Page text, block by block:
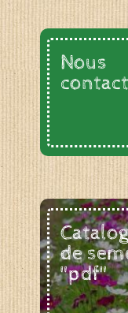
Nous
de
"pdf"